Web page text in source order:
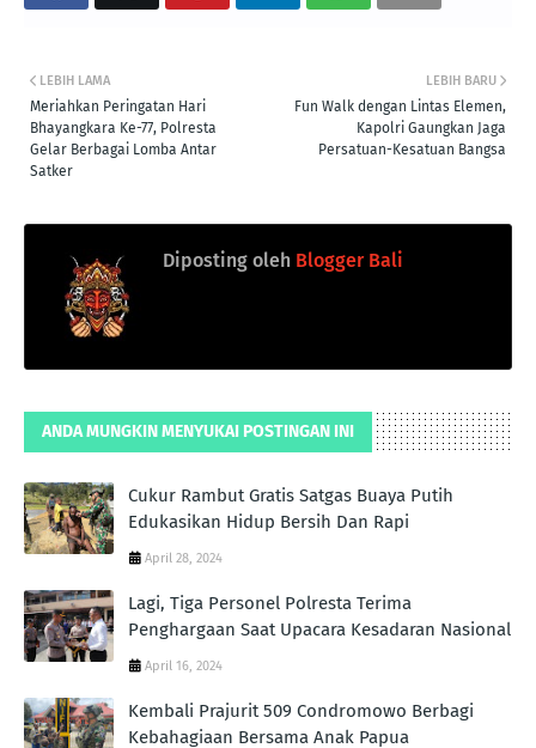
LEBIH BARU
Fun Walk dengan Lintas Elemen,
Kapolri Gaungkan Jaga
Persatuan-Kesatuan Bangsa
LEBIH LAMA
Meriahkan Peringatan Hari
Bhayangkara Ke-77, Polresta
Gelar Berbagai Lomba Antar
Satker
Diposting oleh Blogger Bali
ANDA MUNGKIN MENYUKAI POSTINGAN INI
Cukur Rambut Gratis Satgas Buaya Putih
Edukasikan Hidup Bersih Dan Rapi
April 28, 2024
Lagi, Tiga Personel Polresta Terima
Penghargaan Saat Upacara Kesadaran Nasional
April 16, 2024
Kembali Prajurit 509 Condromowo Berbagi
Kebahagiaan Bersama Anak Papua